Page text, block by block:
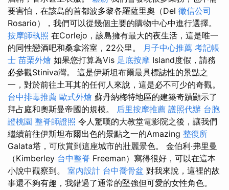
要害怕，在該島的首都波多黎各羅薩里奧（Del 徵信公司
Rosario），我們可以從幾個主要的購物中心中進行選擇。
按摩師執照 在Corlejo，該島擁有最大的夜生活，這是唯一
的同性戀酒吧和桑拿浴室，22公里。 月子中心推薦 考記帳
士 苗栗外燴 如果您打算為Vis 足底按摩 Island度假，請務
必參觀Stiniva灣。 這是伊斯坦布爾最具標誌性的景點之
一，對於前往土耳其的任何人來說，這是必不可少的奇觀。
台中排毒推薦 歐式外燴 蘇丹納梅特地區的建築奇蹟顯示了
拜占庭和奧斯曼帝國的規模。 后里按摩推薦 護照代辦 台胞
證桃園 整脊師證照 令人驚嘆的大教堂電影院之後，讓我們
繼續前往伊斯坦布爾出色的景點之一的Amazing 整復所
Galata塔，可欣賞到這座城市的壯麗景色。 金伯利·弗里曼
（Kimberley 台中整脊 Freeman）寫得很好，可以在這本
小說中觀察到。 室內設計 台中喬骨盆 對我來說，這裡的故
事還不夠有趣，我錯過了通常的堅強但可愛的女性角色。